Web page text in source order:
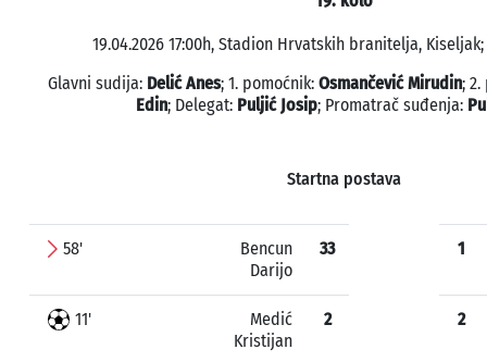
19.04.2026 17:00h, Stadion Hrvatskih branitelja,
Glavni sudija: Delić Anes; 1. pomoćnik: Osmančević Mirudin;
Edin; Delegat: Puljić Josip; Promatrač suđenja:
Startna postava
58'
Bencun
Darijo
33
11'
Medić
Kristijan
2
1
2